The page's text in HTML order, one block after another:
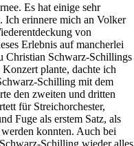
Es hat einige sehr
Ich erinnere mich an Volker
von
Erlebnis auf mancherlei
Christian Schwarz-Schillings
plante, dachte ich
Schilling mit dem
den zweiten und dritten
für Streichorchester,
Fuge als erstem Satz, als
konnten. Auch bei
Schilling wieder alles